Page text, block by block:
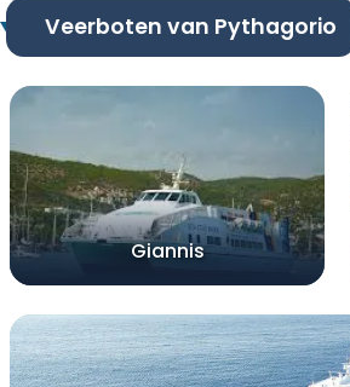
Veerboten van Pythagorio
Giannis